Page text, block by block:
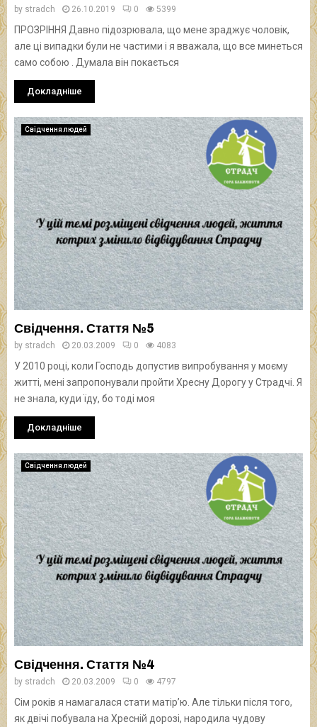
by stradch 26.10.2019 0 5399
ПРОЗРІННЯ Давно підозрювала, що мене зраджує чоловік,
але ці випадки були не частими і я вважала, що все минеться
само собою . Думала він покається
Докладніше
Свідчення людей
Свідчення. Стаття №5
by stradch 20.03.2009 0 4083
У 2010 році, коли Господь допустив випробування у моєму
житті, мені запропонували пройти Хресну Дорогу у Страдчі. Я
не знала, куди їду, бо тоді моя
Докладніше
Свідчення людей
Свідчення. Стаття №4
by stradch 20.03.2009 0 4797
Сім років я намагалася стати матір’ю. Але тільки після того,
як двічі побувала на Хресній дорозі, народила чудову